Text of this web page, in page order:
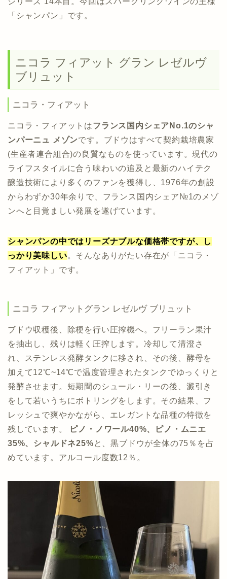
「シャンパン」です。
ニコラ フィアット グラン レゼルヴ
ブリュット
ニコラ・フィアット
ニコラ・フィアットはフランス国内シェアNo.1のシャ
ンパーニュ メゾンです。ブドウはすべて契約栽培農家
(生産者連合組合)の良質なものを使っています。現代の
ライフスタイルに合う味わいの追及と最新のハイテク
醸造技術により多くのファンを獲得し、1976年の創設
からわずか30年余りで、フランス国内シェア№1のメゾ
ンへと目覚ましい発展を遂げています。
シャンパンの中ではリーズナブルな価格帯ですが、し
っかり美味しい。そんなありがたい存在が「ニコラ・
フィアット」です。
ニコラ フィアットグラン レゼルヴ ブリュット
ブドウ収穫後、除梗を行い圧搾機へ。フリーラン果汁
を抽出し、残りは軽く圧搾します。冷却して清澄さ
れ、ステンレス発酵タンクに移され、その後、酵母を
加えて12℃~14℃で温度管理されたタンクでゆっくりと
発酵させます。短期間のシュール・リーの後、澱引き
をして若いうちにボトリングをします。その結果、フ
レッシュで爽やかながら、エレガントな品種の特徴を
残しています。
ピノ・ノワール40%、ピノ・ムニエ
35%、シャルドネ25%と、黒ブドウが全体の75％を占
めています。アルコール度数12％。